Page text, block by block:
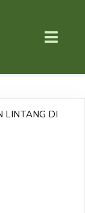
LINTANG DI